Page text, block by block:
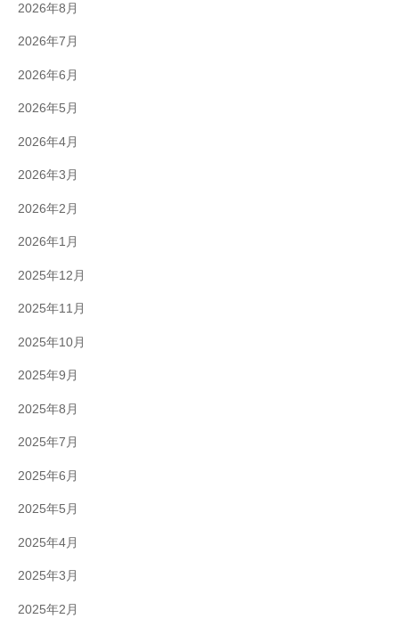
2026年8月
2026年7月
2026年6月
2026年5月
2026年4月
2026年3月
2026年2月
2026年1月
2025年12月
2025年11月
2025年10月
2025年9月
2025年8月
2025年7月
2025年6月
2025年5月
2025年4月
2025年3月
2025年2月